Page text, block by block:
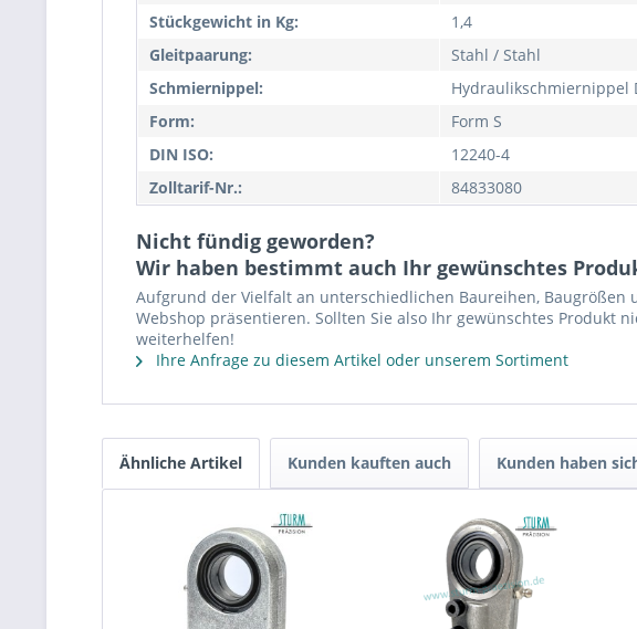
Stückgewicht in Kg:
1,4
Gleitpaarung:
Stahl / Stahl
Schmiernippel:
Hydraulikschmiernippel
Form:
Form S
DIN ISO:
12240-4
Zolltarif-Nr.:
84833080
Nicht fündig geworden?
Wir haben bestimmt auch Ihr gewünschtes
Aufgrund der Vielfalt an unterschiedlichen Baureihen,
Webshop präsentieren. Sollten Sie also Ihr gewünschtes Produkt
weiterhelfen!
Ihre Anfrage zu diesem Artikel oder unserem Sortiment
Ähnliche Artikel Kunden kauften auch Kunden haben